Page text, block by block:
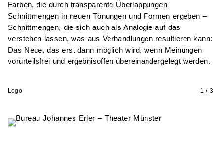
Farben, die durch transparente Überlappungen
Schnittmengen in neuen Tönungen und Formen ergeben –
Schnittmengen, die sich auch als Analogie auf das
verstehen lassen, was aus Verhandlungen resultieren kann:
Das Neue, das erst dann möglich wird, wenn Meinungen
vorurteilsfrei und ergebnisoffen übereinandergelegt werden.
Logo 1 / 3